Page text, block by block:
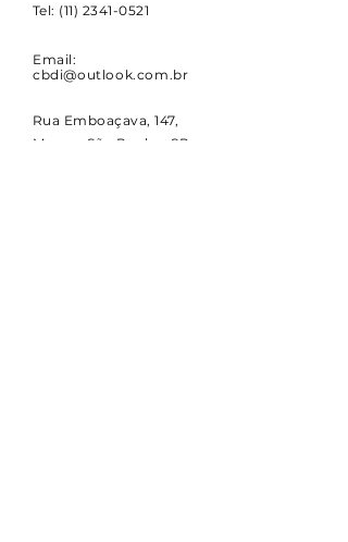
Tel: (11) 2341-0521
Email:
cbdi@outlook.com.br
Rua Emboaçava, 147,
Mooca, São Paulo - SP